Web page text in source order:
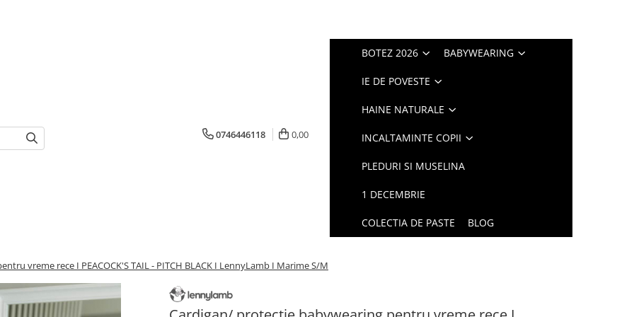
0746446118 0,00
BOTEZ 2026 BABYWEARING
IE DE POVESTE
HAINE NATURALE
INCALTAMINTE COPII
PLEDURI SI MUSELINA
1 DECEMBRIE
COLECTIA DE PASTE BLOG
vreme rece I PEACOCK'S TAIL - PITCH BLACK I LennyLamb I Marime S/M